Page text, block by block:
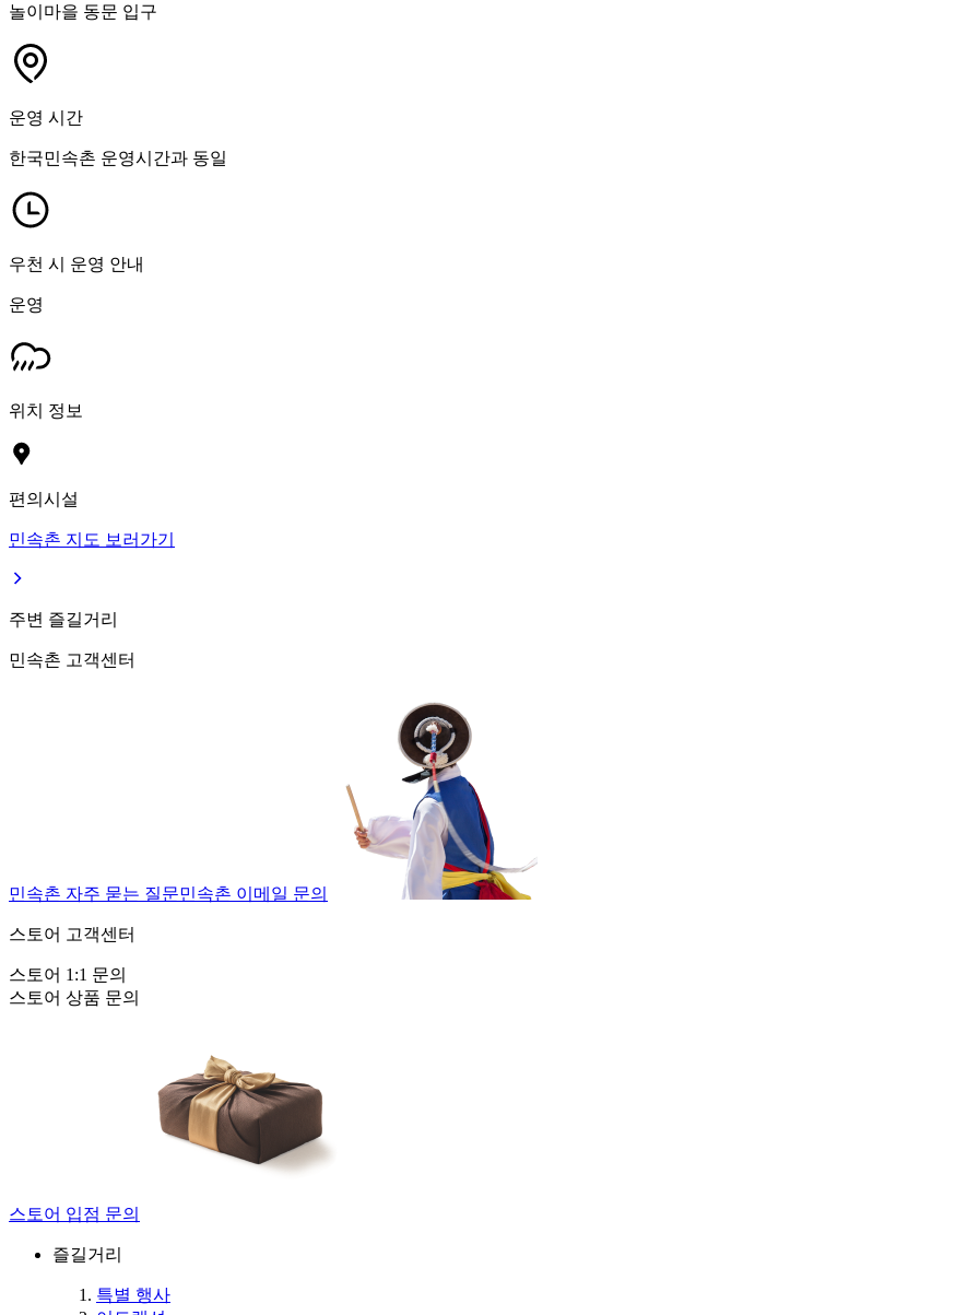
놀이마을 동문 입구
운영 시간
한국민속촌 운영시간과 동일
우천 시 운영 안내
운영
위치 정보
편의시설
민속촌 지도 보러가기
주변 즐길거리
민속촌 고객센터
민속촌 자주 묻는 질문민속촌 이메일 문의
스토어 고객센터
스토어 1:1 문의
스토어 상품 문의
스토어 입점 문의
즐길거리
특별 행사